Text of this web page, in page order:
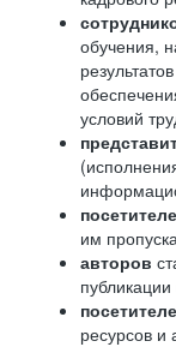
обучения,
условий
им
авторов
ресурсов и